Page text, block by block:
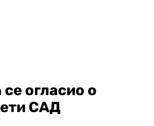
огласио о
САД